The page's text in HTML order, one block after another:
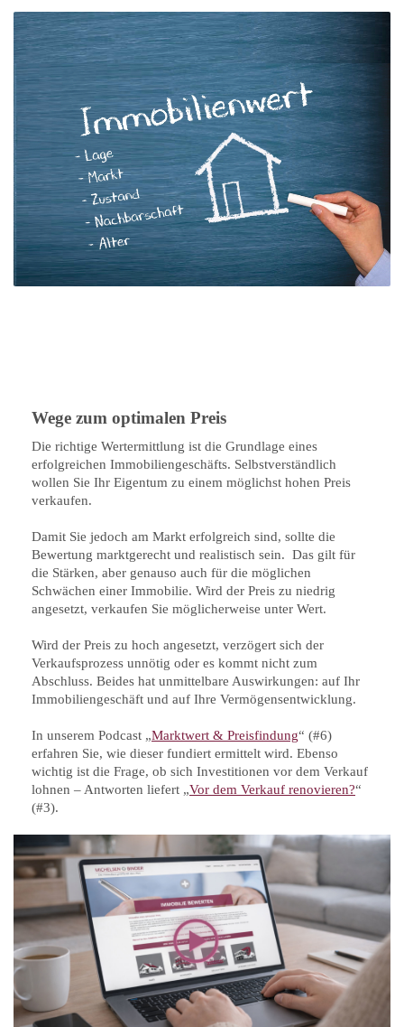
Wege zum optimalen Preis
Die richtige Wertermittlung ist die Grundlage eines
erfolgreichen Immobiliengeschäfts. Selbstverständlich
wollen Sie Ihr Eigentum zu einem möglichst hohen Preis
verkaufen.
Damit Sie jedoch am Markt erfolgreich sind, sollte die
Bewertung marktgerecht und realistisch sein. Das gilt für
die Stärken, aber genauso auch für die möglichen
Schwächen einer Immobilie. Wird der Preis zu niedrig
angesetzt, verkaufen Sie möglicherweise unter Wert.
Wird der Preis zu hoch angesetzt, verzögert sich der
Verkaufsprozess unnötig oder es kommt nicht zum
Abschluss. Beides hat unmittelbare Auswirkungen: auf Ihr
Immobiliengeschäft und auf Ihre Vermögensentwicklung.
In unserem Podcast „Marktwert & Preisfindung“ (#6)
erfahren Sie, wie dieser fundiert ermittelt wird. Ebenso
wichtig ist die Frage, ob sich Investitionen vor dem Verkauf
lohnen – Antworten liefert „Vor dem Verkauf renovieren?“
(#3).